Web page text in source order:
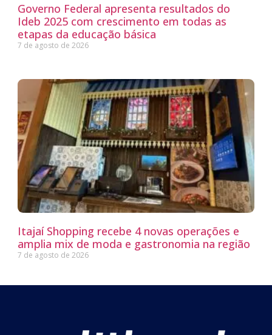
Governo Federal apresenta resultados do
Ideb 2025 com crescimento em todas as
etapas da educação básica
7 de agosto de 2026
Itajaí Shopping recebe 4 novas operações e
amplia mix de moda e gastronomia na região
7 de agosto de 2026